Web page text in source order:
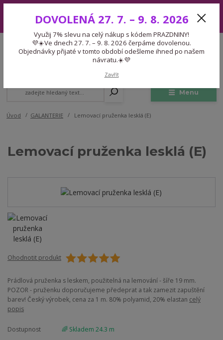
7. – 9. 8. 2026 čerpáme dovolenou. Objednávky přijaté v tomto období
odešleme ihned po našem návratu.☀️💜
Menu
CZK
Expedice 775 866 913
Po-Čt 9-15:30 Pá 9-14:30 Pauza 13-13:45
Úvod GALANTERIE Lemovací pruženka lesklá (E)
Lemovací pruženka lesklá (E)
Ohodnotit produkt
Prádlová pruženka s leskem, použitelná na lemování - šíře 19 mm.
POZOR - pruženku doporučujeme předeprat a tak zamezit zapuštění
barev! Český výrobek, cena za 1 m. 80% polyamid, 20% elastan celý
popis
Dostupnost
🌈 Skladem 24.3 m
DOVOLENÁ 27. 7. – 9. 8. 2026
Využij 7% slevu na celý nákup s kódem PRAZDNINY!
💜☀️Ve dnech 27. 7. – 9. 8. 2026 čerpáme dovolenou.
Objednávky přijaté v tomto období odešleme ihned po našem
návratu.☀️💜
Zavřít